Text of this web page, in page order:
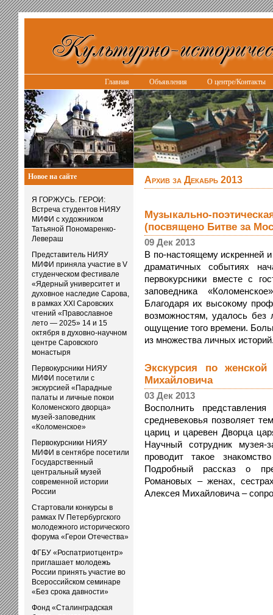
Главная Объявления О центре/Контакты
Новое на сайте
Я ГОРЖУСЬ. ГЕРОИ:
Встреча студентов НИЯУ
МИФИ с художником
Татьяной Пономаренко-
Левераш
Представитель НИЯУ
МИФИ приняла участие в V
студенческом фестивале
«Ядерный университет и
духовное наследие Сарова,
в рамках XXI Саровских
чтений «Православное
лето — 2025» 14 и 15
октября в духовно-научном
центре Саровского
монастыря
Первокурсники НИЯУ
МИФИ посетили с
экскурсией «Парадные
палаты и личные покои
Коломенского дворца»
музей-заповедник
«Коломенское»
Первокурсники НИЯУ
МИФИ в сентябре посетили
Государственный
центральный музей
современной истории
России
Стартовали конкурсы в
рамках IV Петербургского
молодежного исторического
форума «Герои Отечества»
ФГБУ «Роспатриотцентр»
приглашает молодежь
России принять участие во
Всероссийском семинаре
«Без срока давности»
Фонд «Сталинградская
Архив за Декабрь 2013
Музыкально-
(посвящено Битве за
09 Дек 2013
В по-настоящему искренней
драматичных событиях
первокурсники вместе с
заповедника
Благодаря их высокому
возможностям, удалось без
ощущение того времени.
из множества личных
Экскурсия по
Михайловича
03 Дек 2013
Восполнить
средневековья позволяет
цариц и царевен Дворца
Научный сотрудник музея-
проводит такое
Подробный рассказ о
Романовых – женах,
Алексея Михайловича –